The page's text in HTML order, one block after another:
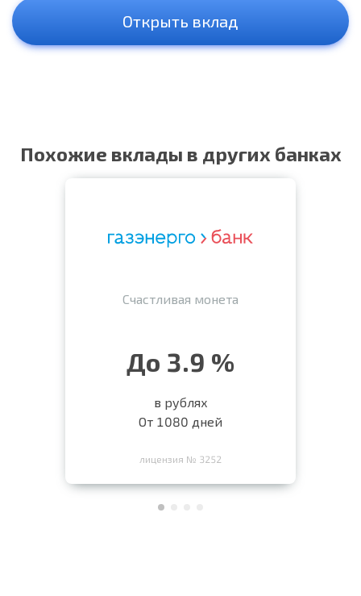
Открыть вклад
Похожие вклады в других банках
Счастливая монета
До 3.9 %
в рублях
От 1080 дней
лицензия № 3252